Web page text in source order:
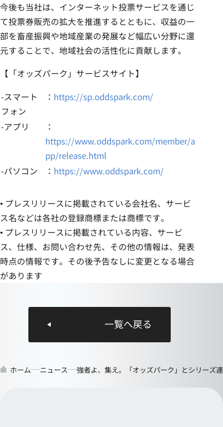
今後も当社は、インターネット投票サービスを通じ
て投票券販売の拡大を推進するとともに、収益の一
部を畜産振興や地域産業の発展など幅広い分野に還
元することで、地域社会の活性化に貢献します。
【「オッズパーク」サービスサイト】
-スマート
フォン
： https://sp.oddspark.com/
-アプリ
：
https://www.oddspark.com/member/a
pp/release.html
-パソコン
： https://www.oddspark.com/
• プレスリリースに掲載されている会社名、サービ
ス名などは各社の登録商標または商標です。
• プレスリリースに掲載されている内容、サービ
ス、仕様、お問い合わせ先、その他の情報は、発表
時点の情報です。その後予告なしに変更となる場合
があります
一覧へ戻る
ホーム ニュース 強者よ、集え。「オッズパーク」とシリーズ